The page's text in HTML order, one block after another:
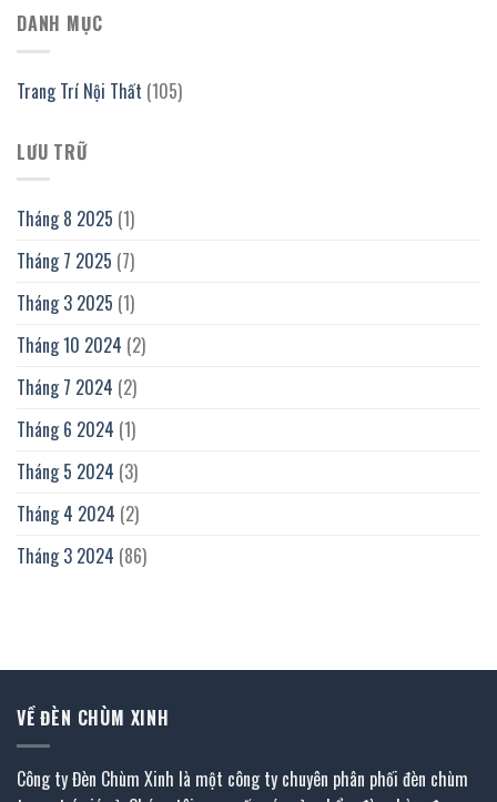
DANH MỤC
Trang Trí Nội Thất (105)
LƯU TRỮ
Tháng 8 2025 (1)
Tháng 7 2025 (7)
Tháng 3 2025 (1)
Tháng 10 2024 (2)
Tháng 7 2024 (2)
Tháng 6 2024 (1)
Tháng 5 2024 (3)
Tháng 4 2024 (2)
Tháng 3 2024 (86)
VỀ ĐÈN CHÙM XINH
Công ty Đèn Chùm Xinh là một công ty chuyên phân phối đèn chùm